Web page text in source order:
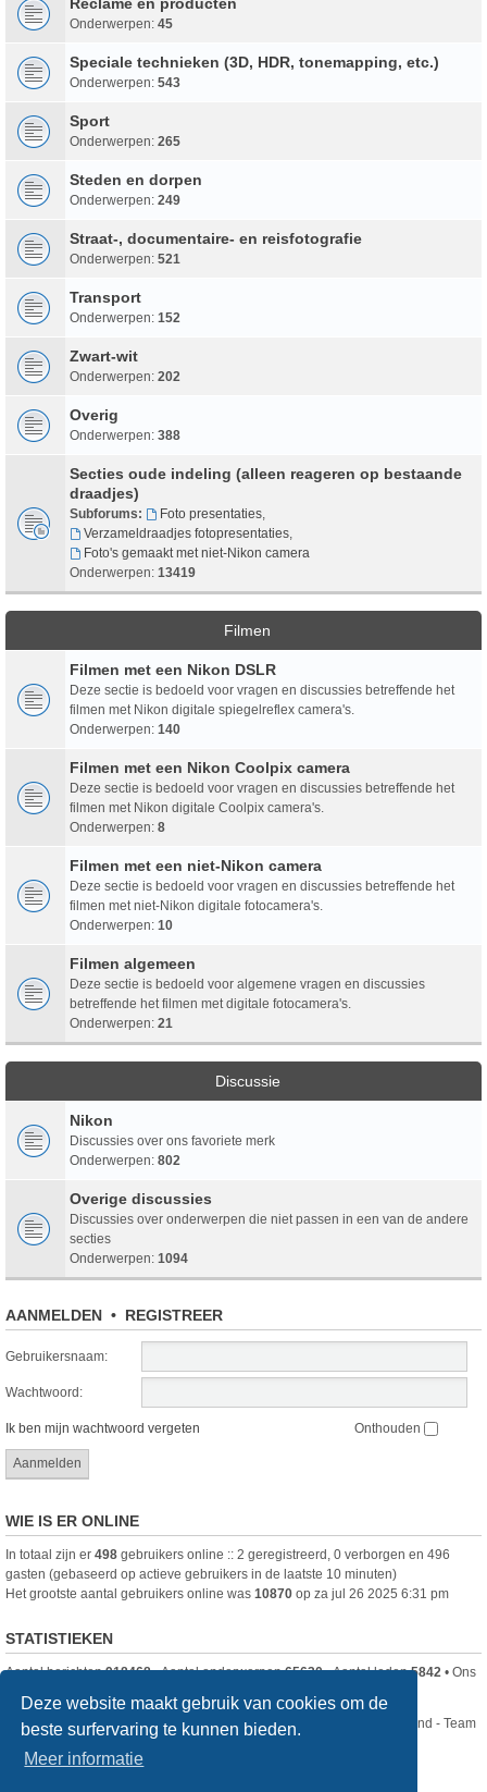
Deze website maakt gebruik van cookies om de
beste surfervaring te kunnen bieden.
Meer informatie
Onderwerpen: 45
Speciale technieken (3D, HDR, tonemapping, etc.)
Onderwerpen: 543
Sport
Onderwerpen: 265
Steden en dorpen
Onderwerpen: 249
Straat-, documentaire- en reisfotografie
Onderwerpen: 521
Transport
Onderwerpen: 152
Zwart-wit
Onderwerpen: 202
Overig
Onderwerpen: 388
Secties oude indeling (alleen reageren op bestaande
draadjes)
Subforums: Foto presentaties,
Verzameldraadjes fotopresentaties,
Foto's gemaakt met niet-Nikon camera
Onderwerpen: 13419
Filmen
Filmen met een Nikon DSLR
Deze sectie is bedoeld voor vragen en discussies betreffende het
filmen met Nikon digitale spiegelreflex camera's.
Onderwerpen: 140
Filmen met een Nikon Coolpix camera
Deze sectie is bedoeld voor vragen en discussies betreffende het
filmen met Nikon digitale Coolpix camera's.
Onderwerpen: 8
Filmen met een niet-Nikon camera
Deze sectie is bedoeld voor vragen en discussies betreffende het
filmen met niet-Nikon digitale fotocamera's.
Onderwerpen: 10
Filmen algemeen
Deze sectie is bedoeld voor algemene vragen en discussies
betreffende het filmen met digitale fotocamera's.
Onderwerpen: 21
Discussie
Nikon
Discussies over ons favoriete merk
Onderwerpen: 802
Overige discussies
Discussies over onderwerpen die niet passen in een van de andere
secties
Onderwerpen: 1094
AANMELDEN • REGISTREER
Gebruikersnaam:
Wachtwoord:
Ik ben mijn wachtwoord vergeten Onthouden
WIE IS ER ONLINE
In totaal zijn er 498 gebruikers online :: 2 geregistreerd, 0 verborgen en 496
gasten (gebaseerd op actieve gebruikers in de laatste 10 minuten)
Het grootste aantal gebruikers online was 10870 op za jul 26 2025 6:31 pm
STATISTIEKEN
Aantal berichten918468• Aantal onderwerpen65630• Aantal leden5842 • Ons
Nikon Club Nederland - Team
Forum